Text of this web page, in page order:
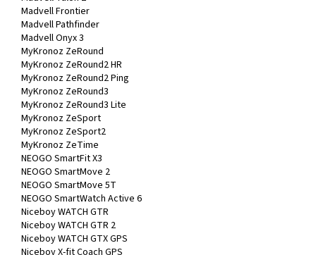
Madvell Frontier
Madvell Pathfinder
Madvell Onyx 3
MyKronoz ZeRound
MyKronoz ZeRound2 HR
MyKronoz ZeRound2 Ping
MyKronoz ZeRound3
MyKronoz ZeRound3 Lite
MyKronoz ZeSport
MyKronoz ZeSport2
MyKronoz ZeTime
NEOGO SmartFit X3
NEOGO SmartMove 2
NEOGO SmartMove 5T
NEOGO SmartWatch Active 6
Niceboy WATCH GTR
Niceboy WATCH GTR 2
Niceboy WATCH GTX GPS
Niceboy X-fit Coach GPS